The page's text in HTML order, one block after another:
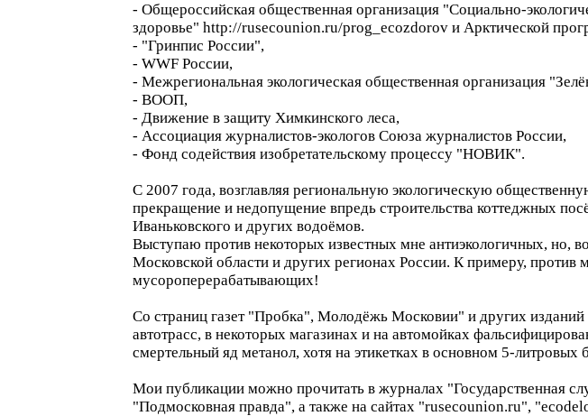
- Общероссийская общественная организация "Социально-
здоровье" http://rusecounion.ru/prog_ecozdorov и Арктической
- "Гринпис России",
- WWF России,
- Межрегиональная экологическая общественная организация
- ВООП,
- Движение в защиту Химкинского леса,
- Ассоциация журналистов-экологов Союза журналистов России,
- Фонд содействия изобретательскому процессу "НОВИК".
С 2007 года, возглавляя региональную экологическую
прекращение и недопущение впредь строительства коттеджных
Иваньковского и других водоёмов.
Выступаю против некоторых известных мне антиэкологичных, но,
Московской области и других регионах России. К примеру,
мусороперерабатывающих!
Со страниц газет "Пробка", Молодёжь Московии" и других
автотрасс, в некоторых магазинах и на автомойках
смертельный яд метанол, хотя на этикетках в основном 5-литровых
Мои публикации можно прочитать в журналах "Государственная
"Подмосковная правда", а также на сайтах "rusecounion.ru",